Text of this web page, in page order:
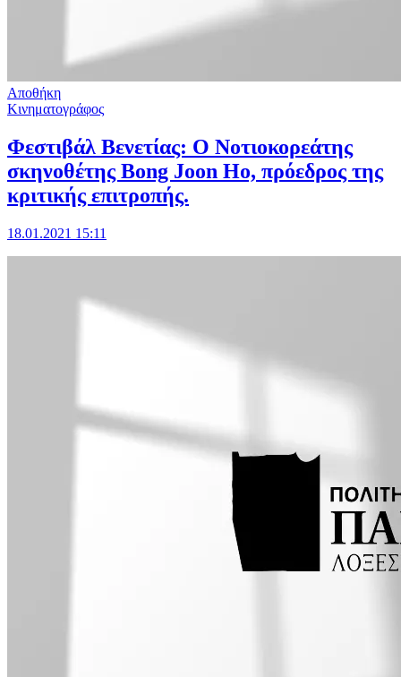
Αποθήκη
Κινηματογράφος
Φεστιβάλ Βενετίας: Ο Νοτιοκορεάτης
σκηνοθέτης Bong Joon Ho, πρόεδρος της
κριτικής επιτροπής.
18.01.2021 15:11